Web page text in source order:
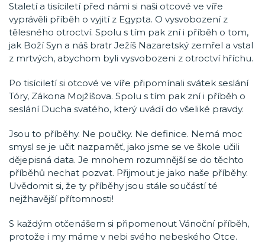
Staletí a tisíciletí před námi si naši otcové ve víře
vyprávěli příběh o vyjití z Egypta. O vysvobození z
tělesného otroctví. Spolu s tím pak zní i příběh o tom,
jak Boží Syn a náš bratr Ježíš Nazaretský zemřel a vstal
z mrtvých, abychom byli vysvobozeni z otroctví hříchu.
Po tisíciletí si otcové ve víře připomínali svátek seslání
Tóry, Zákona Mojžíšova. Spolu s tím pak zní i příběh o
seslání Ducha svatého, který uvádí do všeliké pravdy.
Jsou to příběhy. Ne poučky. Ne definice. Nemá moc
smysl se je učit nazpaměť, jako jsme se ve škole učili
dějepisná data. Je mnohem rozumnější se do těchto
příběhů nechat pozvat. Přijmout je jako naše příběhy.
Uvědomit si, že ty příběhy jsou stále součástí té
nejžhavější přítomnosti!
S každým otčenášem si připomenout Vánoční příběh,
protože i my máme v nebi svého nebeského Otce.